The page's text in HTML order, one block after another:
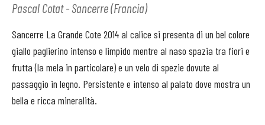
Pascal Cotat - Sancerre (Francia)
Sancerre La Grande Cote 2014 al calice si presenta di un bel colore
giallo paglierino intenso e limpido mentre al naso spazia tra fiori e
frutta (la mela in particolare) e un velo di spezie dovute al
passaggio in legno. Persistente e intenso al palato dove mostra un
bella e ricca mineralità.